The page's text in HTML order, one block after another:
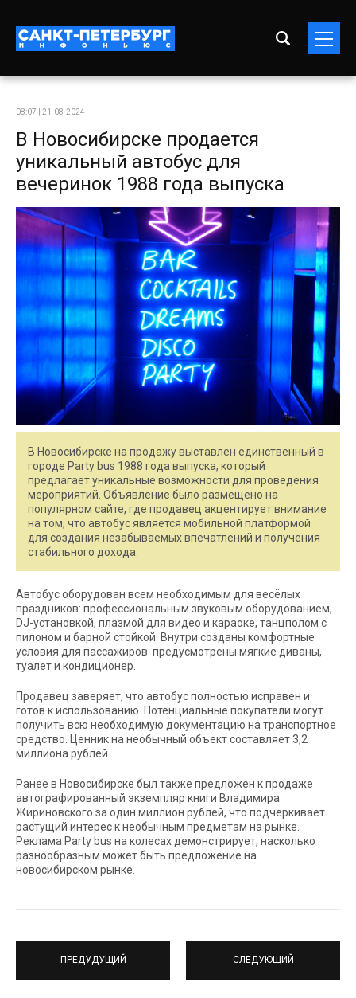
08:07 | 21-08-2024
В Новосибирске продается
уникальный автобус для
вечеринок 1988 года выпуска
В Новосибирске на продажу выставлен единственный в
городе Party bus 1988 года выпуска, который
предлагает уникальные возможности для проведения
мероприятий. Объявление было размещено на
популярном сайте, где продавец акцентирует внимание
на том, что автобус является мобильной платформой
для создания незабываемых впечатлений и получения
стабильного дохода.
Автобус оборудован всем необходимым для весёлых
праздников: профессиональным звуковым оборудованием,
DJ-установкой, плазмой для видео и караоке, танцполом с
пилоном и барной стойкой. Внутри созданы комфортные
условия для пассажиров: предусмотрены мягкие диваны,
туалет и кондиционер.
Продавец заверяет, что автобус полностью исправен и
готов к использованию. Потенциальные покупатели могут
получить всю необходимую документацию на транспортное
средство. Ценник на необычный объект составляет 3,2
миллиона рублей.
Ранее в Новосибирске был также предложен к продаже
автографированный экземпляр книги Владимира
Жириновского за один миллион рублей, что подчеркивает
растущий интерес к необычным предметам на рынке.
Реклама Party bus на колесах демонстрирует, насколько
разнообразным может быть предложение на
новосибирском рынке.
ПРЕДУДУЩИЙ СЛЕДУЮЩИЙ